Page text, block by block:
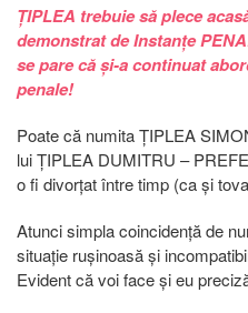
ȚIPLEA trebuie să plece
demonstrat de Instanțe
se pare că și-a continuat
penale!
Poate că numita ȚIPLEA
lui ȚIPLEA DUMITRU –
o fi divorțat între timp (ca și
Atunci simpla coincidență de
situație rușinoasă și
Evident că voi face și eu